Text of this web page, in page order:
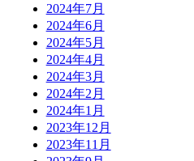
2024年7月
2024年6月
2024年5月
2024年4月
2024年3月
2024年2月
2024年1月
2023年12月
2023年11月